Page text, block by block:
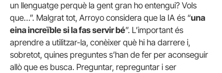
un llenguatge perquè la gent gran ho entengui? Vols
que…”. Malgrat tot, Arroyo considera que la IA és “una
eina increïble si la fas servir bé”. L’important és
aprendre a utilitzar-la, conèixer què hi ha darrere i,
sobretot, quines preguntes s’han de fer per aconseguir
allò que es busca. Preguntar, repreguntar i ser